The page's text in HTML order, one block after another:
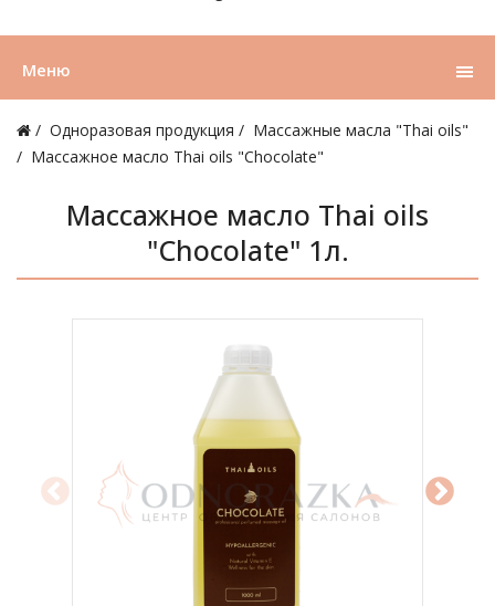
Меню
Одноразовая продукция
Массажные масла "Thai oils"
Массажное масло Thai oils "Chocolate"
Массажное масло Thai oils
"Chocolate" 1л.